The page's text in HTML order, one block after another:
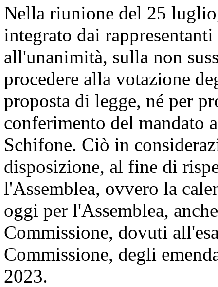
Nella riunione del 25
integrato dai
all'unanimità, sulla non
procedere alla votazione
proposta di legge, né per
conferimento del mandato
Schifone. Ciò in
disposizione, al fine di
l'Assemblea, ovvero la
oggi per l'Assemblea,
Commissione, dovuti
Commissione, degli
2023.